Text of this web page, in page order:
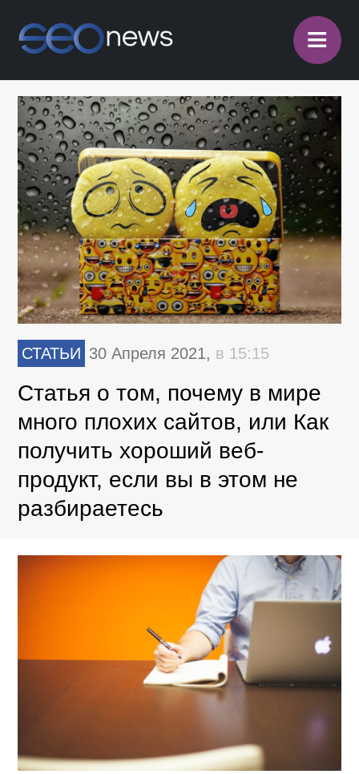
≡
СТАТЬИ 30 Апреля 2021, в 15:15
Статья о том, почему в мире
много плохих сайтов, или Как
получить хороший веб-
продукт, если вы в этом не
разбираетесь